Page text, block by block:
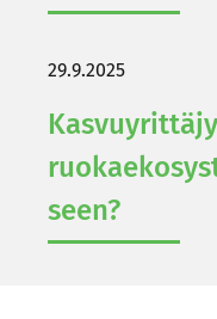
29.9.2025
seen?